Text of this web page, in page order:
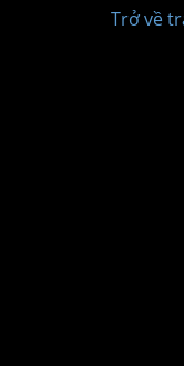
Trở về